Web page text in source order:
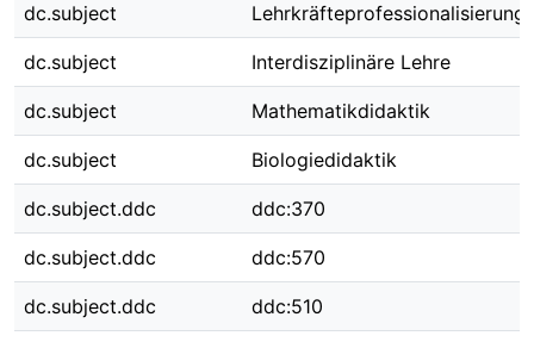
dc.subject Lehrkräfteprofessionalisierung
dc.subject Interdisziplinäre Lehre
dc.subject Mathematikdidaktik
dc.subject Biologiedidaktik
dc.subject.ddc ddc:370
dc.subject.ddc ddc:570
dc.subject.ddc ddc:510